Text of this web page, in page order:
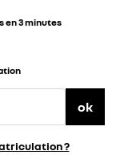
en 3 minutes
ok
?